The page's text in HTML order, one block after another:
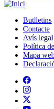
Peu
Butlletins
Contacte
Avís legal
Política
Mapa